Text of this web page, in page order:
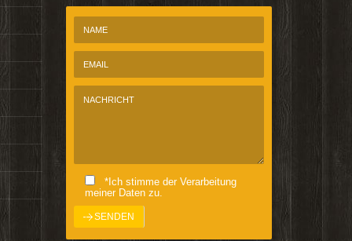
*Ich stimme der Verarbeitung
meiner Daten zu.